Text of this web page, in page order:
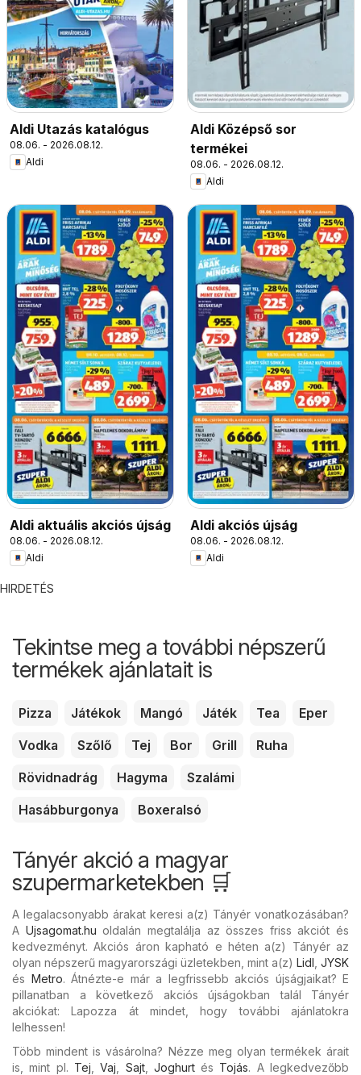
Aldi Utazás katalógus
08.06. - 2026.08.12.
Aldi
Aldi Középső sor
termékei
08.06. - 2026.08.12.
Aldi
Aldi aktuális akciós újság
08.06. - 2026.08.12.
Aldi
Aldi akciós újság
08.06. - 2026.08.12.
Aldi
HIRDETÉS
Tekintse meg a további népszerű
termékek ajánlatait is
Pizza Játékok Mangó Játék Tea
Eper
Vodka
Szőlő Tej Bor Grill
Ruha
Rövidnadrág
Hagyma
Szalámi
Hasábburgonya
Boxeralsó
Tányér akció a magyar
szupermarketekben 🛒
A legalacsonyabb árakat keresi a(z) Tányér vonatkozásában?
A Ujsagomat.hu oldalán megtalálja az összes friss akciót és
kedvezményt. Akciós áron kapható e héten a(z) Tányér az
olyan népszerű magyarországi üzletekben, mint a(z) Lidl JYSK
és Metro. Átnézte-e már a legfrissebb akciós újságjaikat? E
pillanatban a következő akciós újságokban talál Tányér
akciókat: Lapozza át mindet, hogy további ajánlatokra
lelhessen!
Több mindent is vásárolna? Nézze meg olyan termékek árait
is, mint pl. Tej ,Vaj Sajt, Joghurtés Tojás. A legkedvezőbb